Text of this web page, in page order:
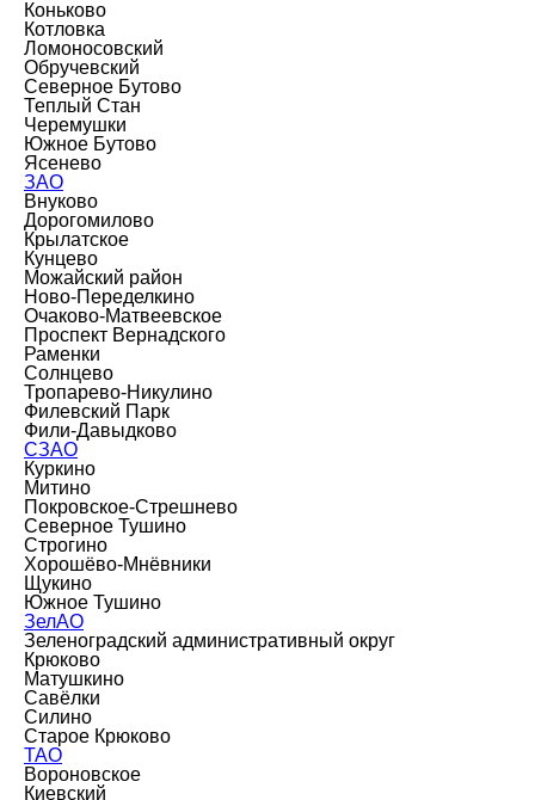
Коньково
Котловка
Ломоносовский
Обручевский
Северное Бутово
Теплый Стан
Черемушки
Южное Бутово
Ясенево
ЗАО
Внуково
Дорогомилово
Крылатское
Кунцево
Можайский район
Ново-Переделкино
Очаково-Матвеевское
Проспект Вернадского
Раменки
Солнцево
Тропарево-Никулино
Филевский Парк
Фили-Давыдково
СЗАО
Куркино
Митино
Покровское-Стрешнево
Северное Тушино
Строгино
Хорошёво-Мнёвники
Щукино
Южное Тушино
ЗелАО
Зеленоградский административный округ
Крюково
Матушкино
Савёлки
Силино
Старое Крюково
ТАО
Вороновское
Киевский